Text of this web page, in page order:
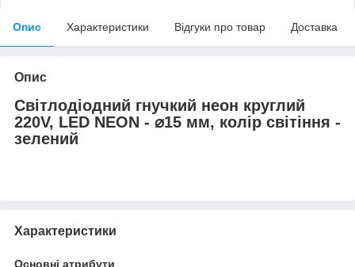
Опис Характеристики Відгуки про товар Доставка
Опис
Світлодіодний гнучкий неон круглий
220V, LED NEON - ⌀15 мм, колір світіння -
зелений
Характеристики
Основні атрибути